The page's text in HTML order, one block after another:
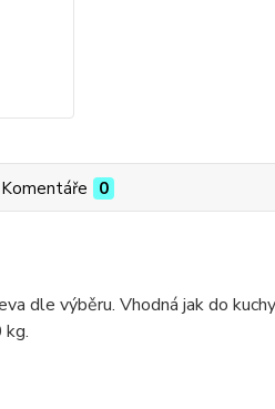
Komentáře 0
dle výběru. Vhodná jak do
kg.